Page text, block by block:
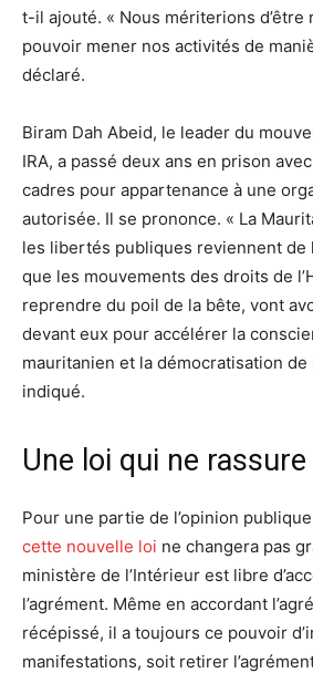
t-il ajouté. « Nous mériterions d’être
pouvoir mener nos activités de
déclaré.
Biram Dah Abeid, le leader du
IRA, a passé deux ans en prison
cadres pour appartenance à une
autorisée. Il se prononce. « La
les libertés publiques reviennent de
que les mouvements des droits de
reprendre du poil de la bête, vont
devant eux pour accélérer la
mauritanien et la démocratisation
indiqué.
Une loi qui ne
Pour une partie de l’opinion
cette nouvelle loi ne changera pas
ministère de l’Intérieur est libre
l’agrément. Même en accordant
récépissé, il a toujours ce pouvoir
manifestations, soit retirer